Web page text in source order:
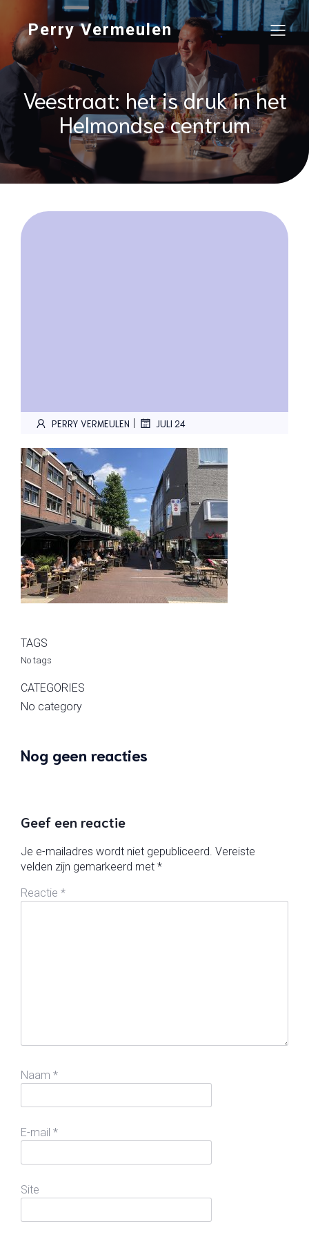
Perry Vermeulen
Veestraat: het is druk in het
Helmondse centrum
PERRY VERMEULEN | JULI 24
TAGS
No tags
CATEGORIES
No category
Nog geen reacties
Geef een reactie
Je e-mailadres wordt niet gepubliceerd. Vereiste
velden zijn gemarkeerd met *
Reactie *
Naam *
E-mail *
Site